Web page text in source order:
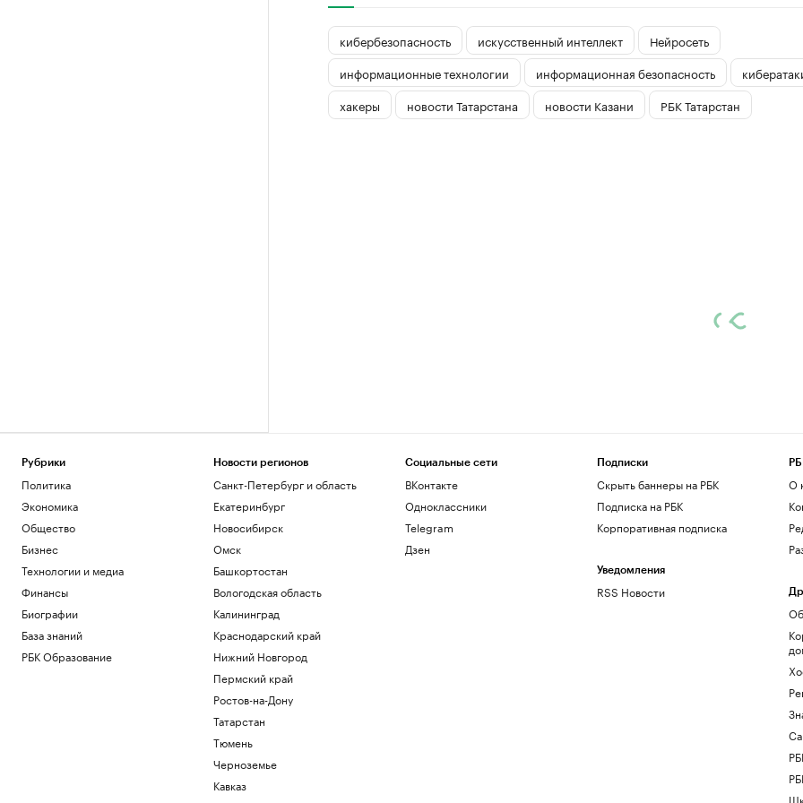
кибербезопасность искусственный интеллект
Нейросеть
информационные технологии
информационная безопасность
хакеры
новости Татарстана новости Казани РБК Татарстан
Рубрики
Политика
Экономика
Общество
Бизнес
Технологии и медиа
Финансы
Биографии
База знаний
РБК Образование
Новости регионов
Санкт-Петербург и область
Екатеринбург
Новосибирск
Омск
Башкортостан
Вологодская область
Калининград
Краснодарский край
Нижний Новгород
Пермский край
Ростов-на-Дону
Татарстан
Тюмень
Черноземье
Кавказ
Социальные сети
ВКонтакте
Одноклассники
Telegram
Дзен
Подписки
Скрыть баннеры на РБК
Подписка на РБК
Корпоративная подписка
Уведомления
RSS Новости
О